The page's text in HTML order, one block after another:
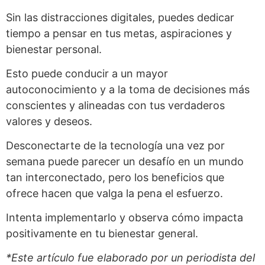
Sin las distracciones digitales, puedes dedicar
tiempo a pensar en tus metas, aspiraciones y
bienestar personal.
Esto puede conducir a un mayor
autoconocimiento y a la toma de decisiones más
conscientes y alineadas con tus verdaderos
valores y deseos.
Desconectarte de la tecnología una vez por
semana puede parecer un desafío en un mundo
tan interconectado, pero los beneficios que
ofrece hacen que valga la pena el esfuerzo.
Intenta implementarlo y observa cómo impacta
positivamente en tu bienestar general.
*Este artículo fue elaborado por un periodista del